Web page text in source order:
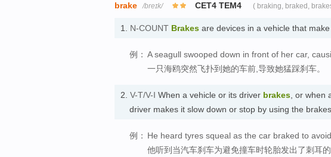
brake /breɪk/ CET4 TEM4 ( braking, braked,
1. N-COUNT Brakes are devices in a vehicle that
例： A seagull swooped down in front of her car,
一只海鸥突然飞扑到她的车前,导致她猛踩刹车。
2. V-T/V-I When a vehicle or its driver brakes , or when
driver makes it slow down or stop by using the
例： He heard tyres squeal as the car braked to
他听到当汽车刹车为避免撞车时轮胎发出了刺耳的